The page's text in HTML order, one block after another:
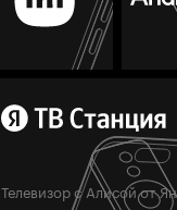
Телевизор с Алисой от